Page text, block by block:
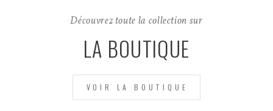
Découvrez toute la collection sur
LA BOUTIQUE
VOIR LA BOUTIQUE